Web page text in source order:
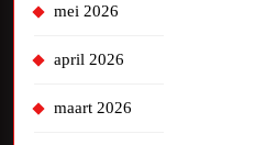
mei 2026
april 2026
maart 2026